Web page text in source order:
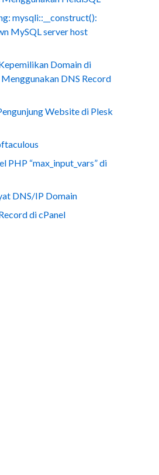
mysqli::__construct():
MySQL server host
Domain di
DNS Record
Website di Plesk
PHP “max_input_vars” di
DNS/IP Domain
di cPanel